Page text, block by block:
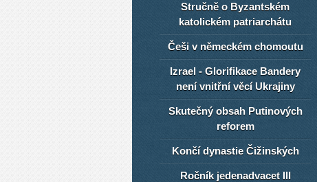
Stručně o Byzantském
katolickém patriarchátu
Češi v německém chomoutu
Izrael - Glorifikace Bandery
není vnitřní věcí Ukrajiny
Skutečný obsah Putinových
reforem
Končí dynastie Čižinských
Ročník jedenadvacet III